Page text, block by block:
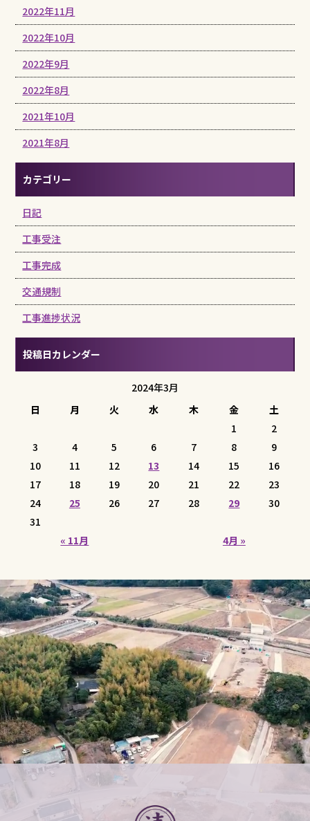
2022年11月
2022年10月
2022年9月
2022年8月
2021年10月
2021年8月
カテゴリー
日記
工事受注
工事完成
交通規制
工事進捗状況
投稿日カレンダー
2024年3月
日
月 火 水 木 金 土
« 11月 4月 »
1
2
3
4 5 6 7 8
9
10
11 12 13 14 15
16
17
18 19 20 21 22
23
24
25 26 27 28 29
30
31